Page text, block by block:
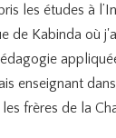
les études à
de Kabinda où
enseignant
frères de la